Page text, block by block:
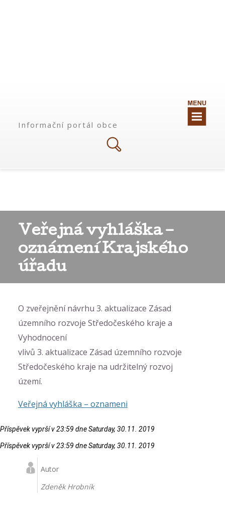
Informační portál obce
Veřejná vyhláška –
oznámení Krajského
úřadu
O zveřejnění návrhu 3. aktualizace Zásad
územního rozvoje Středočeského kraje a
Vyhodnocení
vlivů 3. aktualizace Zásad územního rozvoje
Středočeského kraje na udržitelný rozvoj
území.
Veřejná vyhláška – oznameni
Příspěvek vyprší v 23:59 dne Saturday, 30.11. 2019
Příspěvek vyprší v 23:59 dne Saturday, 30.11. 2019
Autor
Zdeněk Hrobník